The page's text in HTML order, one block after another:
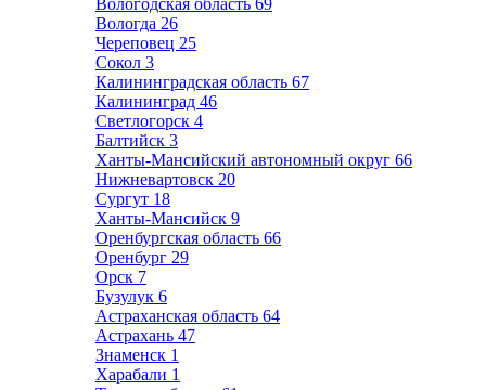
Вологодская область 69
Вологда 26
Череповец 25
Сокол 3
Калининградская область 67
Калининград 46
Светлогорск 4
Балтийск 3
Ханты-Мансийский автономный округ 66
Нижневартовск 20
Сургут 18
Ханты-Мансийск 9
Оренбургская область 66
Оренбург 29
Орск 7
Бузулук 6
Астраханская область 64
Астрахань 47
Знаменск 1
Харабали 1